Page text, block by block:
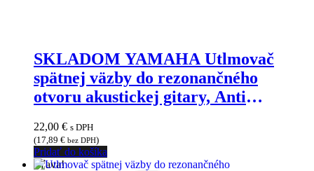
SKLADOM YAMAHA Utlmovač
spätnej väzby do rezonančného
otvoru akustickej gitary, Anti
22,00 € s DPH
(17,89 € bez DPH)
Pridať do košíka
Zľava!